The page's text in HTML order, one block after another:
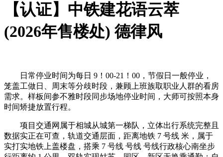
【认证】中铁建花语云萃
(2026年售楼处) 德律风
日常停业时间为每日 9！00-21！00，节假日一般停业，
笼盖工做日、周末等分歧时段，兼顾上班族取职业人群的看房
需求。样板间参不雅时段同步场地停业时间，大师可按照本身
时间矫捷放置行程。
项目交通网属于相城从城第一梯队，立体出行系统完整且
数据实正在可查，轨道交通层面，距离地铁 7 号线 米，属于
实打实地铁上盖楼盘，搭乘 7 号线 号线 号线行政核心南坐步